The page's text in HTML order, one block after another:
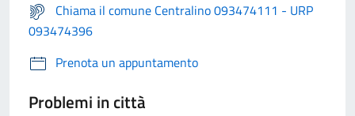
Chiama il comune Centralino 093474111 - URP
093474396
Prenota un appuntamento
Problemi in città